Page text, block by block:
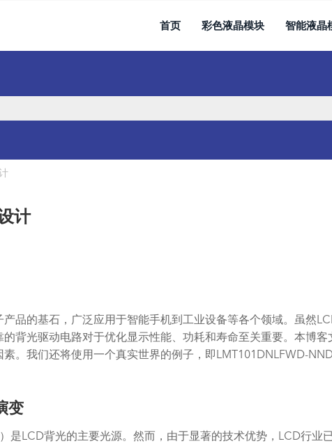
首页 彩色液晶模块 智能液晶
计
品的基石，广泛应用于智能手机到工业设备等各个领域。虽然
背光驱动电路对于优化显示性能、功耗和寿命至关重要。本博
。我们还将使用一个真实世界的例子，即LMT101DNLFWD-
变
是LCD背光的主要光源。然而，由于显著的技术优势，LCD行